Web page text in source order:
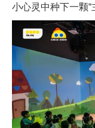
小心灵中种下一颗“